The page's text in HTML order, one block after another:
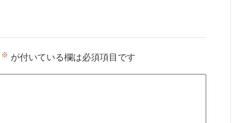
※ が付いている欄は必須項目です